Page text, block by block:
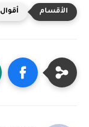
أقوال